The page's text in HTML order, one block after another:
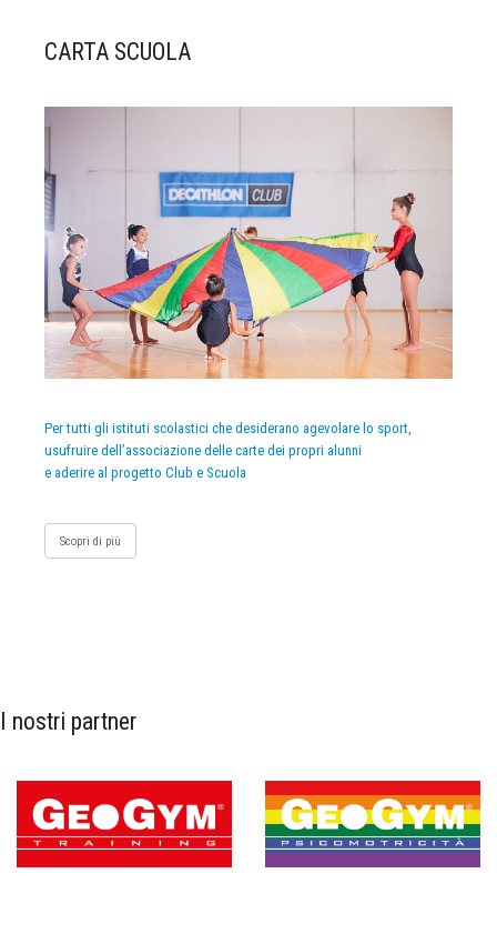
CARTA SCUOLA
Per tutti gli istituti scolastici che desiderano agevolare lo sport,
usufruire dell’associazione delle carte dei propri alunni
e aderire al progetto Club e Scuola
Scopri di più
I nostri partner